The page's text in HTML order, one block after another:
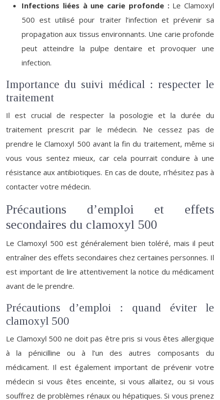
Infections liées à une carie profonde : Le Clamoxyl
500 est utilisé pour traiter l’infection et prévenir sa
propagation aux tissus environnants. Une carie profonde
peut atteindre la pulpe dentaire et provoquer une
infection.
Importance du suivi médical : respecter le
traitement
Il est crucial de respecter la posologie et la durée du
traitement prescrit par le médecin. Ne cessez pas de
prendre le Clamoxyl 500 avant la fin du traitement, même si
vous vous sentez mieux, car cela pourrait conduire à une
résistance aux antibiotiques. En cas de doute, n’hésitez pas à
contacter votre médecin.
Précautions d’emploi et effets
secondaires du clamoxyl 500
Le Clamoxyl 500 est généralement bien toléré, mais il peut
entraîner des effets secondaires chez certaines personnes. Il
est important de lire attentivement la notice du médicament
avant de le prendre.
Précautions d’emploi : quand éviter le
clamoxyl 500
Le Clamoxyl 500 ne doit pas être pris si vous êtes allergique
à la pénicilline ou à l’un des autres composants du
médicament. Il est également important de prévenir votre
médecin si vous êtes enceinte, si vous allaitez, ou si vous
souffrez de problèmes rénaux ou hépatiques. Si vous prenez